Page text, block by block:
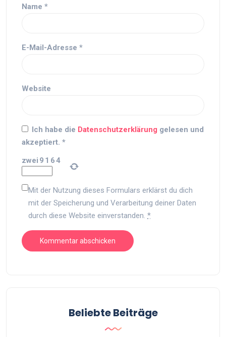
Name *
E-Mail-Adresse *
Website
Ich habe die Datenschutzerklärung gelesen und
akzeptiert. *
zwei 9 1 64
Mit der Nutzung dieses Formulars erklärst du dich
mit der Speicherung und Verarbeitung deiner Daten
durch diese Website einverstanden. *
Beliebte Beiträge